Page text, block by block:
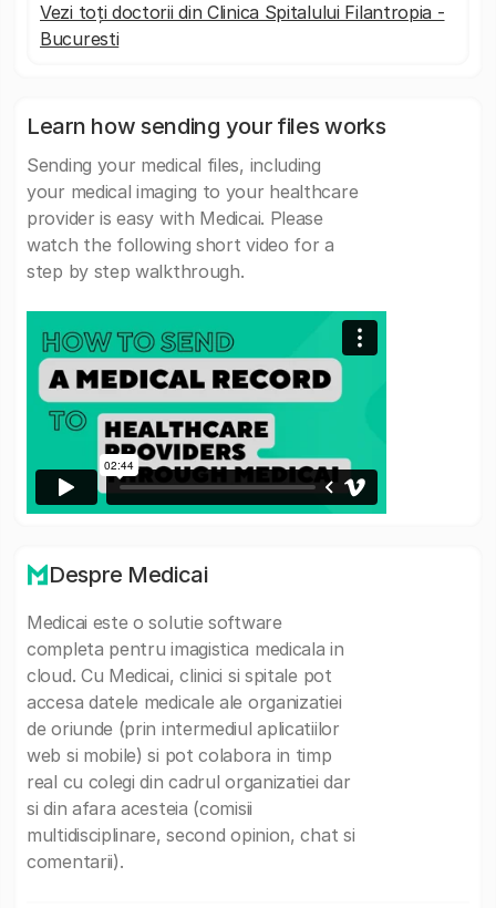
Vezi toți doctorii din Clinica Spitalului Filantropia -
Bucuresti
Learn how sending your files works
Sending your medical files, including
your medical imaging to your healthcare
provider is easy with Medicai. Please
watch the following short video for a
step by step walkthrough.
Despre Medicai
Medicai este o solutie software
completa pentru imagistica medicala in
cloud. Cu Medicai, clinici si spitale pot
accesa datele medicale ale organizatiei
de oriunde (prin intermediul aplicatiilor
web si mobile) si pot colabora in timp
real cu colegi din cadrul organizatiei dar
si din afara acesteia (comisii
multidisciplinare, second opinion, chat si
comentarii).